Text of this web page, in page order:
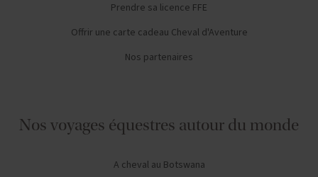
Prendre sa licence FFE
Offrir une carte cadeau Cheval d'Aventure
Nos partenaires
Nos voyages équestres autour du monde
A cheval au Botswana